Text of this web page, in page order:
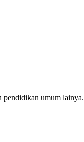
pendidikan umum lainya.